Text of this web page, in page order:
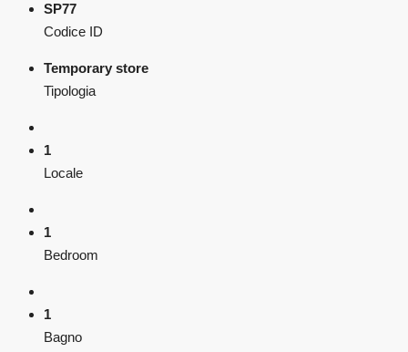
SP77
Codice ID
Temporary store
Tipologia
1
Locale
1
Bedroom
1
Bagno